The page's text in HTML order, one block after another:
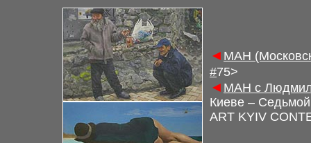
◄ МАН
#75>
◄ МАН с
Киеве –
ART KYIV